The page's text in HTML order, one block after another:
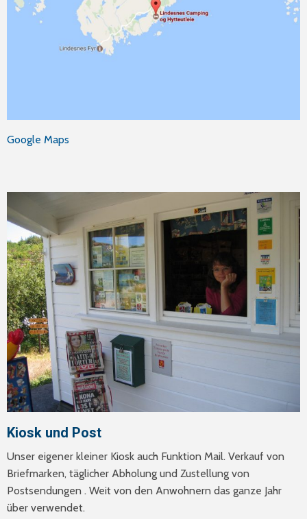
Google Maps
Kiosk und Post
Unser eigener kleiner Kiosk auch Funktion Mail. Verkauf von
Briefmarken, täglicher Abholung und Zustellung von
Postsendungen . Weit von den Anwohnern das ganze Jahr
über verwendet.